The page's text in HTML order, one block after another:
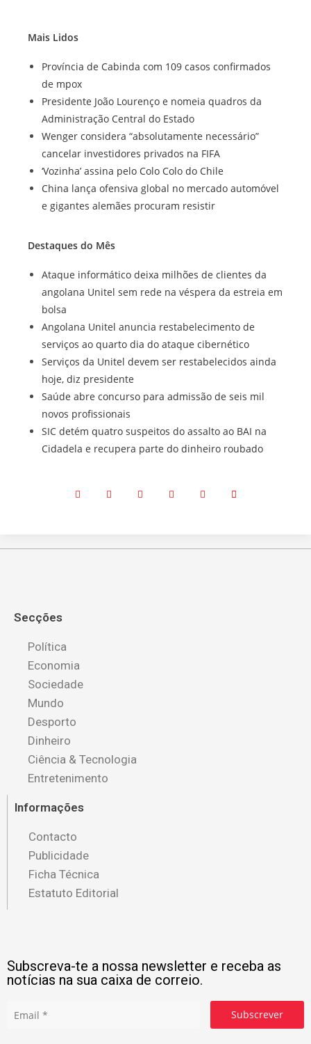
Mais Lidos
Província de Cabinda com 109 casos confirmados
de mpox
Presidente João Lourenço e nomeia quadros da
Administração Central do Estado
Wenger considera “absolutamente necessário”
cancelar investidores privados na FIFA
‘Vozinha’ assina pelo Colo Colo do Chile
China lança ofensiva global no mercado automóvel
e gigantes alemães procuram resistir
Destaques do Mês
Ataque informático deixa milhões de clientes da
angolana Unitel sem rede na véspera da estreia em
bolsa
Angolana Unitel anuncia restabelecimento de
serviços ao quarto dia do ataque cibernético
Serviços da Unitel devem ser restabelecidos ainda
hoje, diz presidente
Saúde abre concurso para admissão de seis mil
novos profissionais
SIC detém quatro suspeitos do assalto ao BAI na
Cidadela e recupera parte do dinheiro roubado
Secções
Política
Economia
Sociedade
Mundo
Desporto
Dinheiro
Ciência & Tecnologia
Entretenimento
Informações
Contacto
Publicidade
Ficha Técnica
Estatuto Editorial
Subscreva-te a nossa newsletter e receba as
notícias na sua caixa de correio.
Subscrever